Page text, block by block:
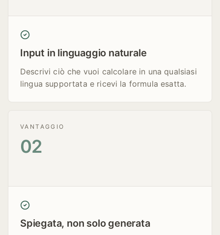
Input in linguaggio naturale
Descrivi ciò che vuoi calcolare in una qualsiasi
lingua supportata e ricevi la formula esatta.
VANTAGGIO
02
Spiegata, non solo generata